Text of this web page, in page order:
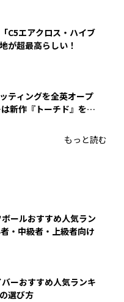
C5エアクロス・ハイブ
が超最高らしい！
ティングを全英オープ
新作『トーチド』を投
もっと読む
ールおすすめ人気ラン
・中級者・上級者向け
ーおすすめ人気ランキ
選び方